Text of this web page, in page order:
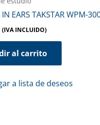
IN EARS TAKSTAR WPM-
(IVA INCLUIDO)
al carrito
a lista de deseos